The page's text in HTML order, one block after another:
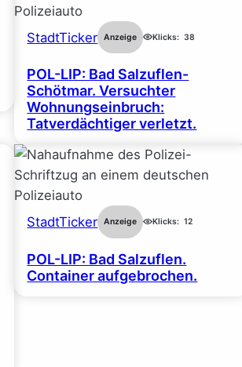
StadtTicker Anzeige Klicks: 38
POL-LIP: Bad Salzuflen-
Schötmar. Versuchter
Wohnungseinbruch:
Tatverdächtiger verletzt.
StadtTicker Anzeige Klicks: 12
POL-LIP: Bad Salzuflen.
Container aufgebrochen.